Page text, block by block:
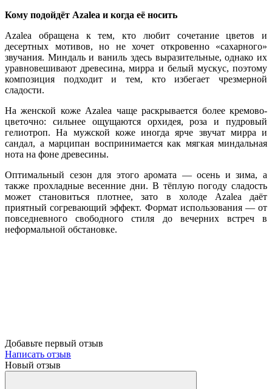
Кому подойдёт Azalea и когда её носить
Azalea обращена к тем, кто любит сочетание цветов и
десертных мотивов, но не хочет откровенно «сахарного»
звучания. Миндаль и ваниль здесь выразительные, однако их
уравновешивают древесина, мирра и белый мускус, поэтому
композиция подходит и тем, кто избегает чрезмерной
сладости.
На женской коже Azalea чаще раскрывается более кремово-
цветочно: сильнее ощущаются орхидея, роза и пудровый
гелиотроп. На мужской коже иногда ярче звучат мирра и
сандал, а марципан воспринимается как мягкая миндальная
нота на фоне древесины.
Оптимальный сезон для этого аромата — осень и зима, а
также прохладные весенние дни. В тёплую погоду сладость
может становиться плотнее, зато в холоде Azalea даёт
приятный согревающий эффект. Формат использования — от
повседневного свободного стиля до вечерних встреч в
неформальной обстановке.
Добавьте первый отзыв
Написать отзыв
Новый отзыв